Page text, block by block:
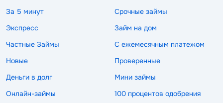
За 5 минут
Срочные займы
Экспресс
Займ на дом
Частные Займы
С ежемесячным платежом
Новые
Проверенные
Деньги в долг
Мини займы
Онлайн-займы
100 процентов одобрения